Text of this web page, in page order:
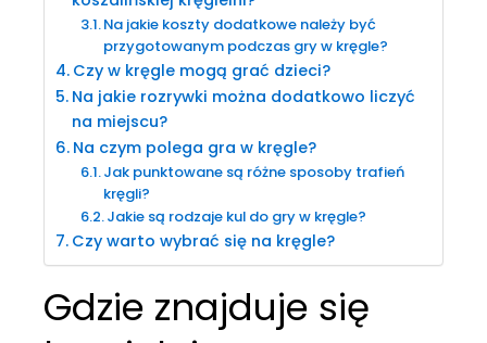
Na jakie koszty dodatkowe należy być
przygotowanym podczas gry w kręgle?
Czy w kręgle mogą grać dzieci?
Na jakie rozrywki można dodatkowo liczyć
na miejscu?
Na czym polega gra w kręgle?
Jak punktowane są różne sposoby trafień
kręgli?
Jakie są rodzaje kul do gry w kręgle?
Czy warto wybrać się na kręgle?
Gdzie znajduje się